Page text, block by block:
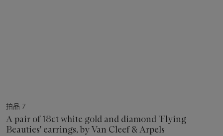
拍品 7
A pair of 18ct white gold and diamond 'Flying
Beauties' earrings, by Van Cleef & Arpels